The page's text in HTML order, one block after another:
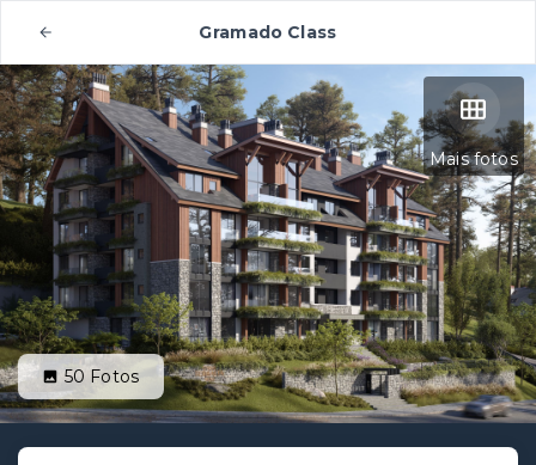
Gramado Class
Mais fotos
50 Fotos